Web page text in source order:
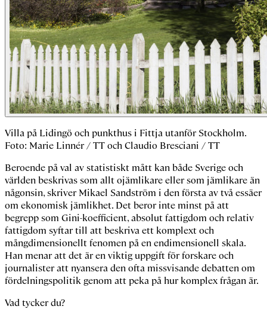
Villa på Lidingö och punkthus i Fittja utanför Stockholm.
Foto: Marie Linnér / TT och Claudio Bresciani / TT
Beroende på val av statistiskt mått kan både Sverige och
världen beskrivas som allt ojämlikare eller som jämlikare än
någonsin, skriver Mikael Sandström i den första av två essäer
om ekonomisk jämlikhet. Det beror inte minst på att
begrepp som Gini-koefficient, absolut fattigdom och relativ
fattigdom syftar till att beskriva ett komplext och
mångdimensionellt fenomen på en endimensionell skala.
Han menar att det är en viktig uppgift för forskare och
journalister att nyansera den ofta missvisande debatten om
fördelningspolitik genom att peka på hur komplex frågan är.
Vad tycker du?